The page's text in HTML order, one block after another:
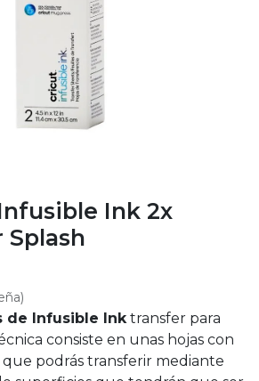
Ink 2x
de Infusible Inktransfer para
consiste en unas hojas con
podrás transferir mediante